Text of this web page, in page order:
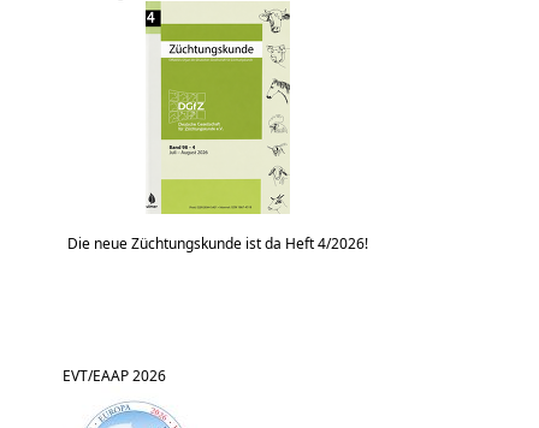
Die neue Züchtungskunde ist da Heft 4/2026!
EVT/EAAP 2026